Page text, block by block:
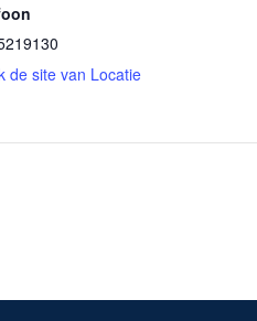
de site van Locatie